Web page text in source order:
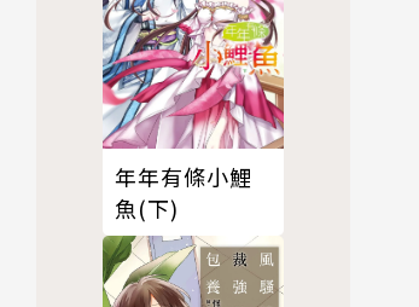
年年有條小鯉
魚(下)